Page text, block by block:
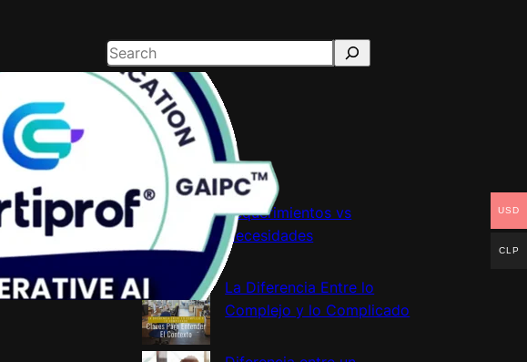
S
e
Latest Posts
Requerimientos vs
Necesidades
La Diferencia Entre lo
Complejo y lo Complicado
USD
CLP